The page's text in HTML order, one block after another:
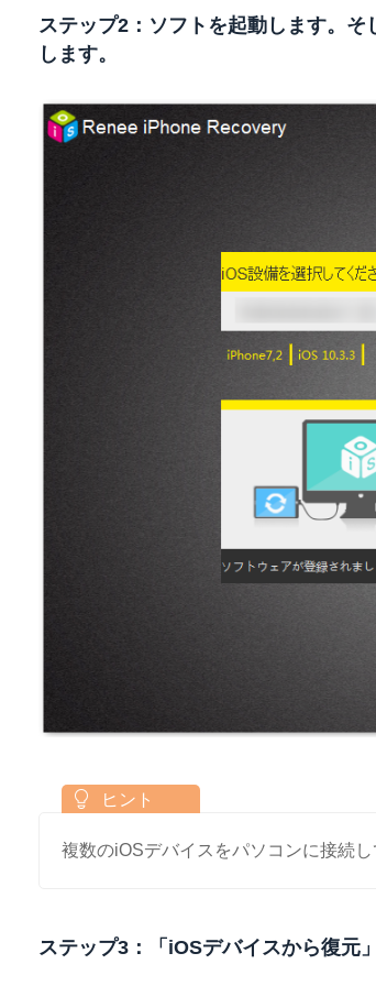
ステップ2：ソフトを起動します。
します。
複数のiOSデバイスをパソコンに接続
ステップ3：「iOSデバイスから復元